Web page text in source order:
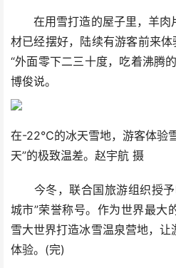
在用雪打造的屋子里，羊肉
材已经摆好，陆续有游客前来体
“外面零下二三十度，吃着沸腾
博俊说。
在-22℃的冰天雪地，游客体验
天”的极致温差。赵宇航 摄
今冬，联合国旅游组织授予
城市”荣誉称号。作为世界最大
雪大世界打造冰雪温泉营地，
体验。(完)